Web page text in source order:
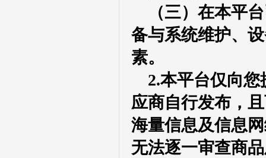
（三）在本平台
备与系统维护、
素。
2.本平台仅向您
应商自行发布，
海量信息及信息
无法逐一审查商